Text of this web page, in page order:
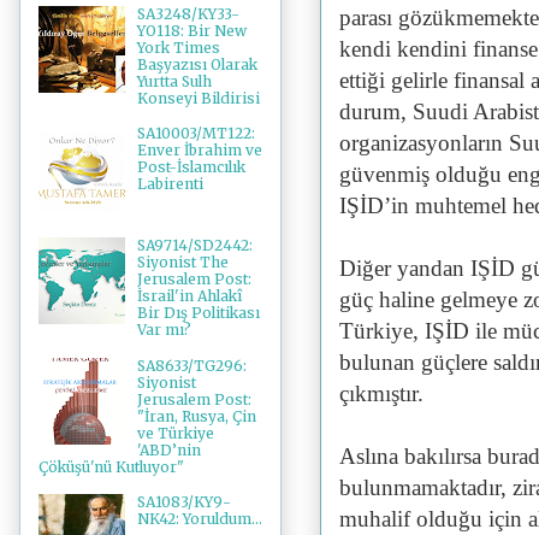
parası
kendi kendini
ettiği gelirle finansal
durum, Suudi
organizasyonların
güvenmiş olduğu
IŞİD’in muhtemel
Diğer yandan IŞİD
güç haline gelmeye
Türkiye, IŞİD ile
bulunan güçlere
çıkmıştır.
Aslına bakılırsa
bulunmamaktadır,
muhalif olduğu için
SA3248/KY33-
YO118: Bir New
York Times
Başyazısı Olarak
Yurtta Sulh
Konseyi Bildirisi
SA10003/MT122:
Enver İbrahim ve
Post-İslamcılık
Labirenti
SA9714/SD2442:
Siyonist The
Jerusalem Post:
İsrail'in Ahlakî
Bir Dış Politikası
Var mı?
SA8633/TG296:
Siyonist
Jerusalem Post:
"İran, Rusya, Çin
ve Türkiye
'ABD’nin
Çöküşü'nü Kutluyor"
SA1083/KY9-
NK42: Yoruldum...